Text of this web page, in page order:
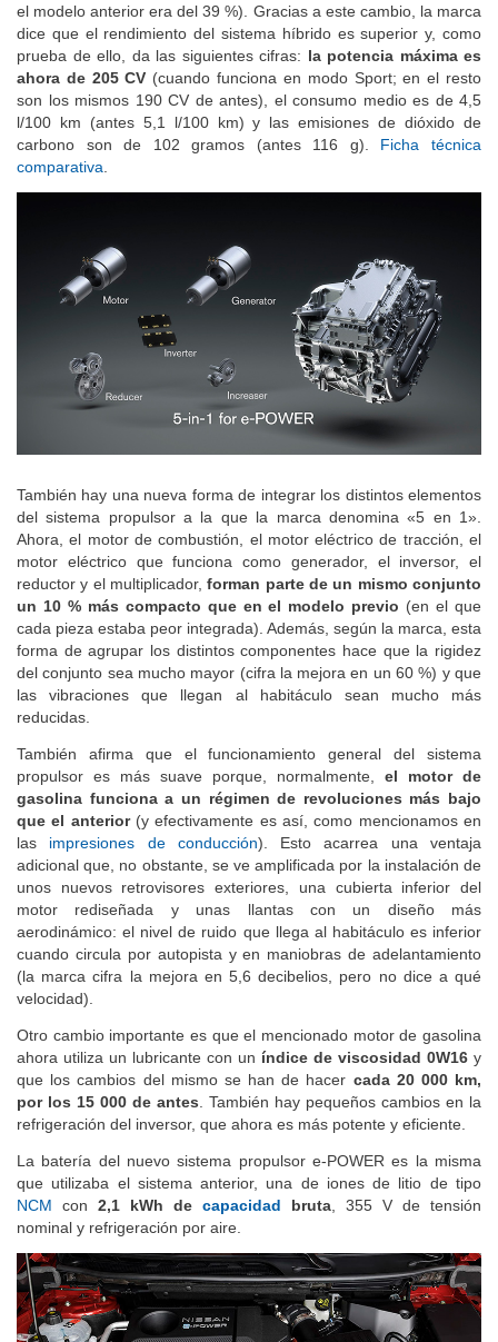
el modelo anterior era del 39 %). Gracias a este cambio, la marca
dice que el rendimiento del sistema híbrido es superior y, como
prueba de ello, da las siguientes cifras: la potencia máxima es
ahora de 205 CV (cuando funciona en modo Sport; en el resto
son los mismos 190 CV de antes), el consumo medio es de 4,5
l/100 km (antes 5,1 l/100 km) y las emisiones de dióxido de
carbono son de 102 gramos (antes 116 g). Ficha técnica
comparativa.
También hay una nueva forma de integrar los distintos elementos
del sistema propulsor a la que la marca denomina «5 en 1».
Ahora, el motor de combustión, el motor eléctrico de tracción, el
motor eléctrico que funciona como generador, el inversor, el
reductor y el multiplicador,forman parte de un mismo conjunto
un 10 % más compacto que en el modelo previo (en el que
cada pieza estaba peor integrada). Además, según la marca, esta
forma de agrupar los distintos componentes hace que la rigidez
del conjunto sea mucho mayor (cifra la mejora en un 60 %) y que
las vibraciones que llegan al habitáculo sean mucho más
reducidas.
También afirma que el funcionamiento general del sistema
propulsor es más suave porque, normalmente, el motor de
gasolina funciona a un régimen de revoluciones más bajo
que el anterior (y efectivamente es así, como mencionamos en
las impresiones de conducción). Esto acarrea una ventaja
adicional que, no obstante, se ve amplificada por la instalación de
unos nuevos retrovisores exteriores, una cubierta inferior del
motor rediseñada y unas llantas con un diseño más
aerodinámico: el nivel de ruido que llega al habitáculo es inferior
cuando circula por autopista y en maniobras de adelantamiento
(la marca cifra la mejora en 5,6 decibelios, pero no dice a qué
velocidad).
Otro cambio importante es que el mencionado motor de gasolina
ahora utiliza un lubricante con un índice de viscosidad 0W16 y
que los cambios del mismo se han de hacer cada 20 000 km,
por los 15 000 de antes . También hay pequeños cambios en la
refrigeración del inversor, que ahora es más potente y eficiente.
La batería del nuevo sistema propulsor e-POWER es la misma
que utilizaba el sistema anterior, una de iones de litio de tipo
NCM con 2,1 kWh de capacidad bruta , 355 V de tensión
nominal y refrigeración por aire.